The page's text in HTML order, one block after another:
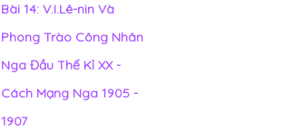
Bài 14: V.I.Lê-nin Và
Phong Trào Công Nhân
Nga Đầu Thế Kỉ XX -
Cách Mạng Nga 1905 -
1907